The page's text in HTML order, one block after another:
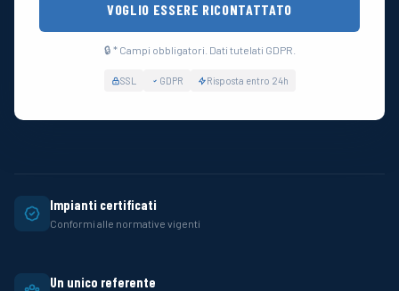
VOGLIO ESSERE RICONTATTATO
🔒 * Campi obbligatori. Dati tutelati GDPR.
SSL GDPR Risposta entro 24h
Impianti certificati
Conformi alle normative vigenti
Un unico referente